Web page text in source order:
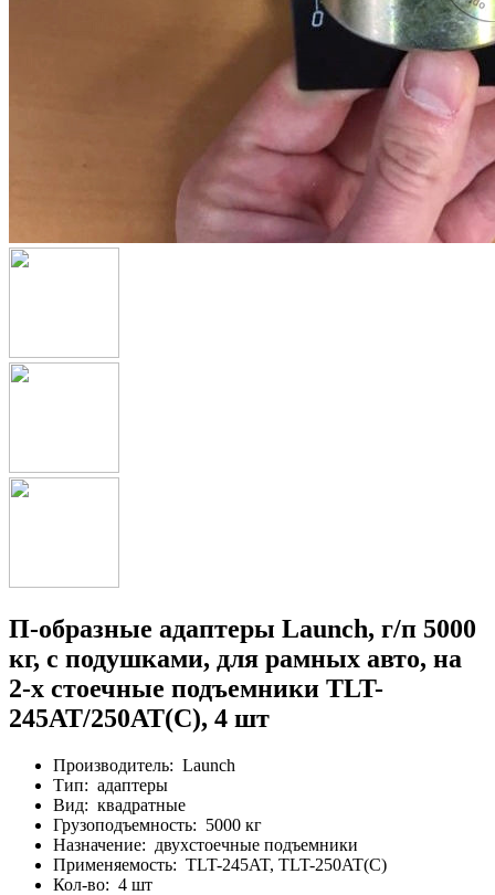
П-образные адаптеры Launch, г/п 5000
кг, с подушками, для рамных авто, на
2-х стоечные подъемники TLT-
245AT/250AT(C), 4 шт
Производитель: Launch
Тип: адаптеры
Вид: квадратные
Грузоподъемность: 5000 кг
Назначение: двухстоечные подъемники
Применяемость: TLT-245AT, TLT-250AT(C)
Кол-во: 4 шт